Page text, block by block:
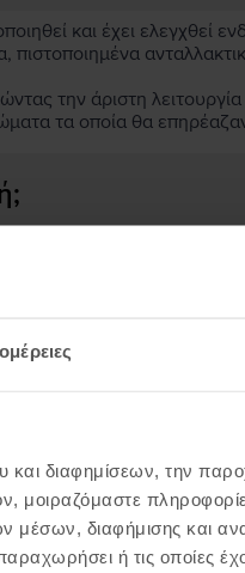
και διαφημίσεων, την
μοιραζόμαστε
μέσων, διαφήμισης και
ή τις οποίες
και έχει ελεγχθεί
πιστοποιημένα
την άριστη
τα οποία θα
την